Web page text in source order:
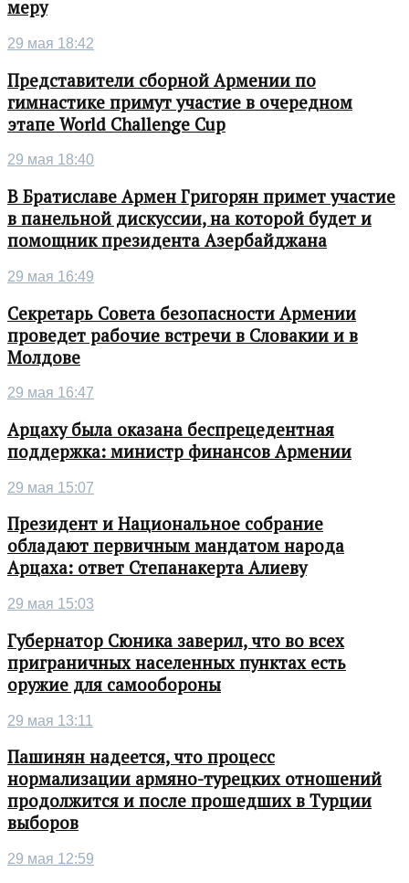
меру
29 мая 18:42
Представители сборной Армении по
гимнастике примут участие в очередном
этапе World Challenge Cup
29 мая 18:40
В Братиславе Армен Григорян примет участие
в панельной дискуссии, на которой будет и
помощник президента Азербайджана
29 мая 16:49
Секретарь Совета безопасности Армении
проведет рабочие встречи в Словакии и в
Молдове
29 мая 16:47
Арцаху была оказана беспрецедентная
поддержка: министр финансов Армении
29 мая 15:07
Президент и Национальное собрание
обладают первичным мандатом народа
Арцаха: ответ Степанакерта Алиеву
29 мая 15:03
Губернатор Сюника заверил, что во всех
приграничных населенных пунктах есть
оружие для самообороны
29 мая 13:11
Пашинян надеется, что процесс
нормализации армяно-турецких отношений
продолжится и после прошедших в Турции
выборов
29 мая 12:59